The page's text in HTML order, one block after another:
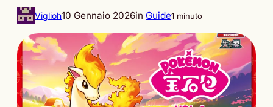
Viglioh10 Gennaio 2026in Guide1 minuto